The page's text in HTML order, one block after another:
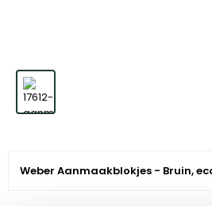
Weber Aanmaakblokjes - Bruin,